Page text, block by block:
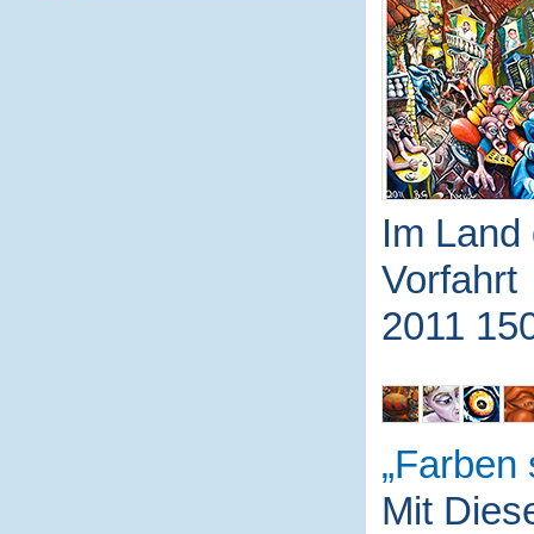
Im
Vorfahrt
2011
Farben
Mit